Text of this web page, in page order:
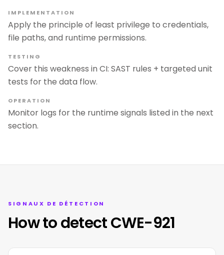
IMPLEMENTATION
Apply the principle of least privilege to credentials,
file paths, and runtime permissions.
TESTING
Cover this weakness in CI: SAST rules + targeted unit
tests for the data flow.
OPERATION
Monitor logs for the runtime signals listed in the next
section.
SIGNAUX DE DÉTECTION
How to detect CWE-921